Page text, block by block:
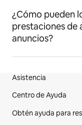
¿Cómo pueden
prestaciones de
anuncios?
Pie de página
Asistencia
Centro de Ayuda
Obtén ayuda para